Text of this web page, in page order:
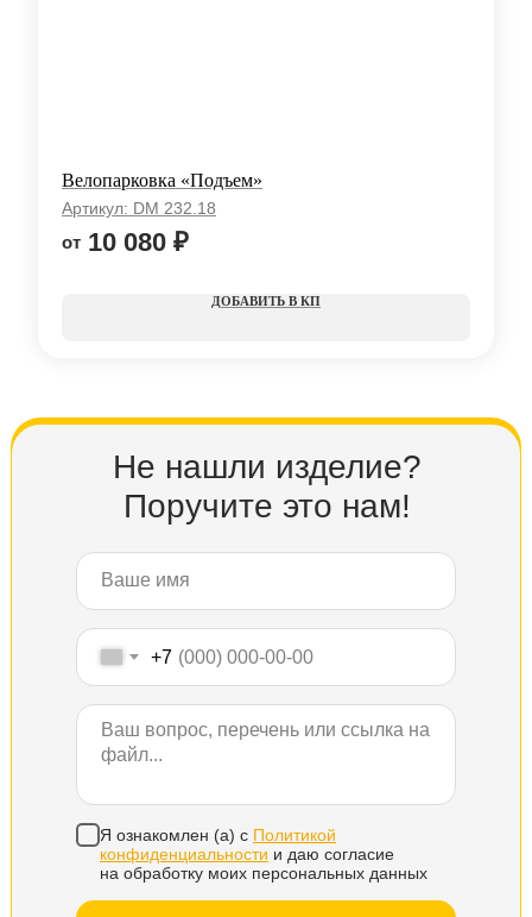
Велопарковка «Подъем»
Артикул: DM 232.18
10 080 ₽
КП
Не нашли изделие?
Поручите это нам!
+7
Я ознакомлен (а) с Политикой
конфиденциальности и даю согласие
на обработку моих персональных данных